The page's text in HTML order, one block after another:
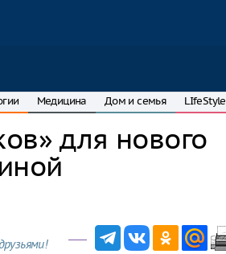
Медицина Дом и семья LIfeStyle
для нового